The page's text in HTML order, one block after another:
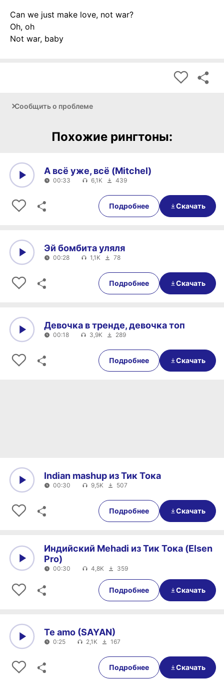
Can we just make love, not war?
Oh, oh
Not war, baby
Сообщить о проблеме
Похожие рингтоны:
00:33
А всё уже, всё (Mitchel)
00:33 6,1K 439
Подробнее Скачать
00:28
Эй бомбита уляля
00:28 1,1K 78
Подробнее Скачать
00:18
Девочка в тренде, девочка топ
00:18 3,9K 289
Подробнее Скачать
00:30
Indian mashup из Тик Тока
00:30 9,5K 507
Подробнее Скачать
00:30
Индийский Mehadi из Тик Тока (Elsen
Pro)
00:30 4,8K 359
Подробнее Скачать
0:25
Te amo (SAYAN)
0:25 2,1K 167
Подробнее Скачать